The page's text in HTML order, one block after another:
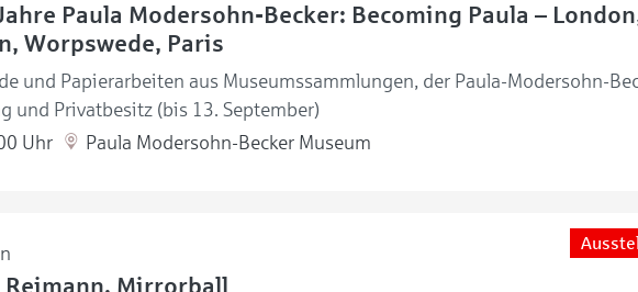
Paula Modersohn-Becker: Becoming Paula –
Worpswede, Paris
und Papierarbeiten aus Museumssammlungen, der Paula-Modersohn-
und Privatbesitz (bis 13. September)
Uhr
Paula Modersohn-Becker Museum
Reimann. Mirrorball